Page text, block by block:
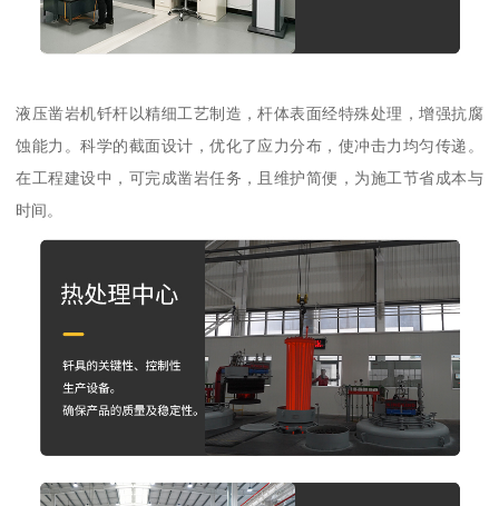
液压凿岩机钎杆以精细工艺制造，杆体表面经特殊处理，增强抗腐
蚀能力。科学的截面设计，优化了应力分布，使冲击力均匀传递。
在工程建设中，可完成凿岩任务，且维护简便，为施工节省成本与
时间。​